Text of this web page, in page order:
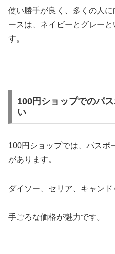
使い勝手が良く、多くの人
ースは、ネイビーとグレー
す。
100円ショップでのパ
い
100円ショップでは、パスポ
があります。
ダイソー、セリア、キャン
手ごろな価格が魅力です。